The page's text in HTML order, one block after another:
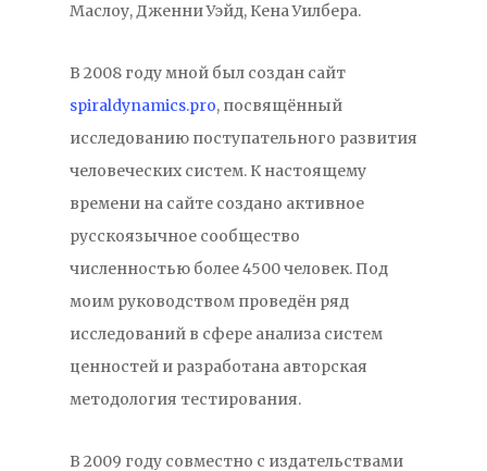
Маслоу, Дженни Уэйд, Кена Уилбера.
В 2008 году мной был создан сайт
spiraldynamics.pro, посвящённый
исследованию поступательного развития
человеческих систем. К настоящему
времени на сайте создано активное
русскоязычное сообщество
численностью более 4500 человек. Под
моим руководством проведён ряд
исследований в сфере анализа систем
ценностей и разработана авторская
методология тестирования.
В 2009 году совместно с издательствами